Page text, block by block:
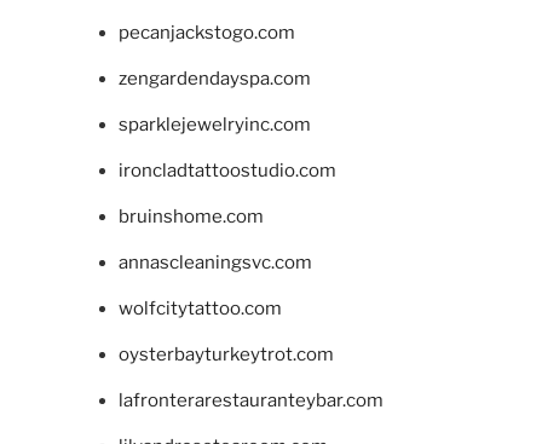
pecanjackstogo.com
zengardendayspa.com
sparklejewelryinc.com
ironcladtattoostudio.com
bruinshome.com
annascleaningsvc.com
wolfcitytattoo.com
oysterbayturkeytrot.com
lafronterarestauranteybar.com